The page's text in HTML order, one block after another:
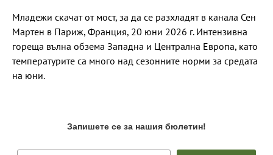
Младежи скачат от мост, за да се разхладят в канала Сен
Мартен в Париж, Франция, 20 юни 2026 г. Интензивна
гореща вълна обзема Западна и Централна Европа, като
температурите са много над сезонните норми за средата
на юни.